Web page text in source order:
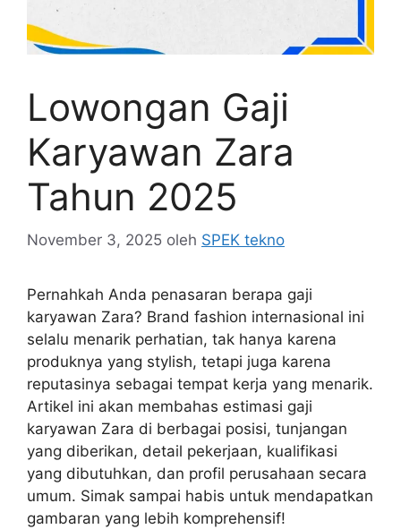
Lowongan Gaji
Karyawan Zara
Tahun 2025
November 3, 2025 oleh SPEK tekno
Pernahkah Anda penasaran berapa gaji
karyawan Zara? Brand fashion internasional ini
selalu menarik perhatian, tak hanya karena
produknya yang stylish, tetapi juga karena
reputasinya sebagai tempat kerja yang menarik.
Artikel ini akan membahas estimasi gaji
karyawan Zara di berbagai posisi, tunjangan
yang diberikan, detail pekerjaan, kualifikasi
yang dibutuhkan, dan profil perusahaan secara
umum. Simak sampai habis untuk mendapatkan
gambaran yang lebih komprehensif!